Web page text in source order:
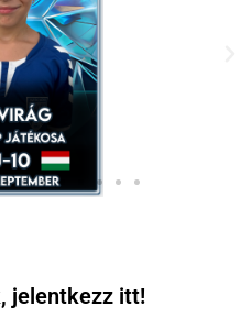
jelentkezz itt!